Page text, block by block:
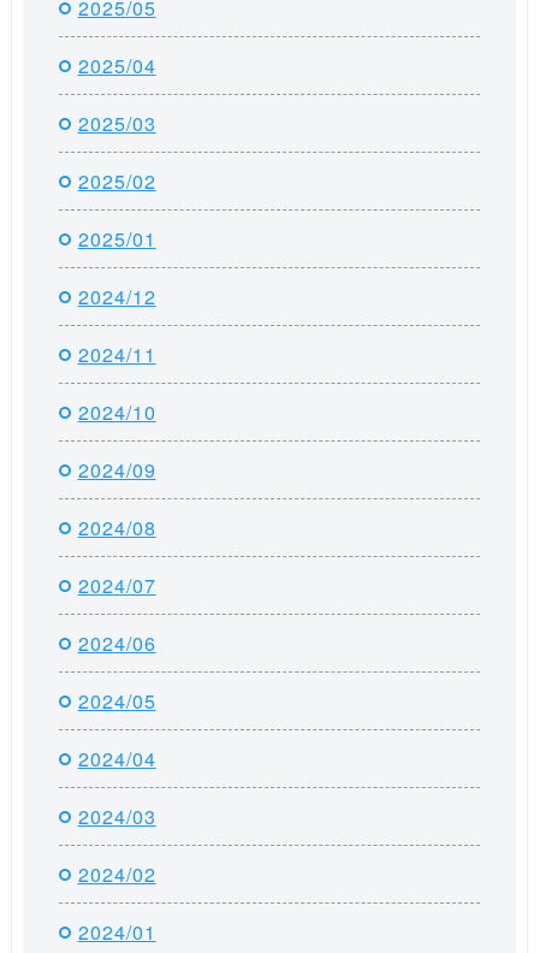
2025/05
2025/04
2025/03
2025/02
2025/01
2024/12
2024/11
2024/10
2024/09
2024/08
2024/07
2024/06
2024/05
2024/04
2024/03
2024/02
2024/01